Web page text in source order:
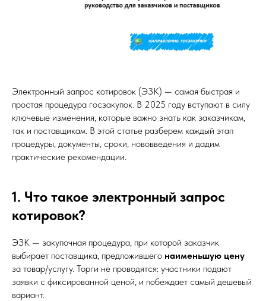
Электронный запрос котировок (ЭЗК) — самая быстрая и
простая процедура госзакупок. В 2025 году вступают в силу
ключевые изменения, которые важно знать как заказчикам,
так и поставщикам. В этой статье разберем каждый этап
процедуры, документы, сроки, нововведения и дадим
практические рекомендации.
1. Что такое электронный запрос
котировок?
ЭЗК — закупочная процедура, при которой заказчик
выбирает поставщика, предложившего наименьшую цену
за товар/услугу. Торги не проводятся: участники подают
заявки с фиксированной ценой, и побеждает самый дешевый
вариант.